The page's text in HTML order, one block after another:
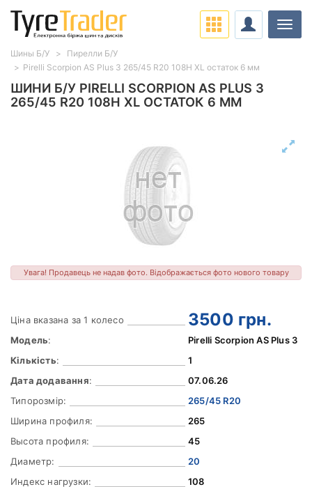
ШИНИ Б/У PIRELLI SCORPION AS PLUS 3
265/45 R20 108H XL ОСТАТОК 6 ММ
Увага! Продавець не надав фото. Відображається фото нового товару
Ціна вказана за 1 колесо 3500 грн.
Модель:
Pirelli Scorpion AS Plus 3
Кількість:
1
Дата додавання:
07.06.26
Типорозмір:
265/45 R20
Ширина профиля:
265
Высота профиля:
45
Диаметр:
20
Индекс нагрузки:
108
Шины Б/У
Пирелли Б/У
Pirelli Scorpion AS Plus 3 265/45 R20 108H XL остаток 6 мм